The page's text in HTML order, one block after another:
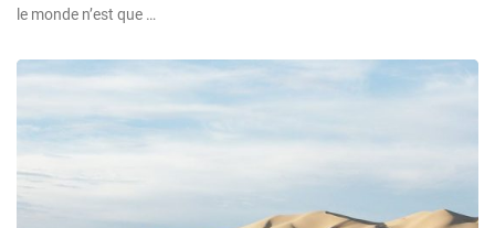
le monde n’est que …